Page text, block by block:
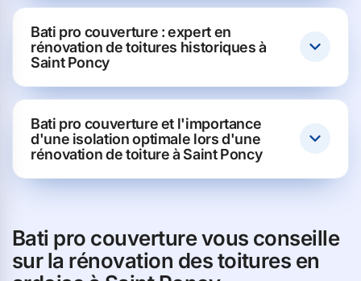
Bati pro couverture : expert en
rénovation de toitures historiques à
Saint Poncy
Bati pro couverture et l'importance
d'une isolation optimale lors d'une
rénovation de toiture à Saint Poncy
Bati pro couverture vous conseille
sur la rénovation des toitures en